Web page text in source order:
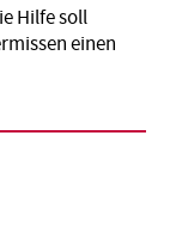
Hilfe soll
einen